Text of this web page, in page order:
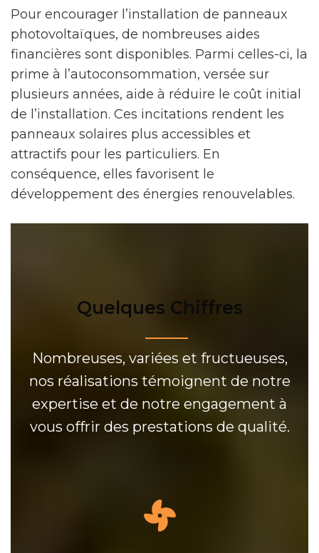
Pour encourager l’installation de panneaux
photovoltaïques, de nombreuses aides
financières sont disponibles. Parmi celles-ci, la
prime à l’autoconsommation, versée sur
plusieurs années, aide à réduire le coût initial
de l’installation. Ces incitations rendent les
panneaux solaires plus accessibles et
attractifs pour les particuliers. En
conséquence, elles favorisent le
développement des énergies renouvelables.
Quelques Chiffres
Nombreuses, variées et fructueuses,
nos réalisations témoignent de notre
expertise et de notre engagement à
vous offrir des prestations de qualité.